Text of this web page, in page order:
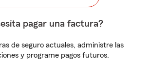
pagar una factura?
de seguro actuales, administre las
y programe pagos futuros.